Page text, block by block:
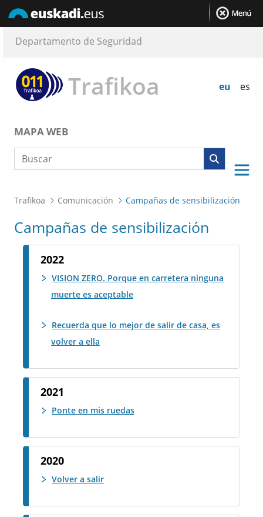
Trafikoa eu es
Departamento de Seguridad
MAPA WEB
Búsqueda web
Trafikoa Comunicación Campañas de sensibilización
Campañas de sensibilización
2022
VISION ZERO. Porque en carretera ninguna
muerte es aceptable
Recuerda que lo mejor de salir de casa, es
volver a ella
2021
Ponte en mis ruedas
2020
Volver a salir